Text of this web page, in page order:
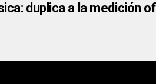
duplica a la medición